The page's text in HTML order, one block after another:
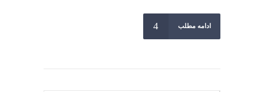
ادامه مطلب